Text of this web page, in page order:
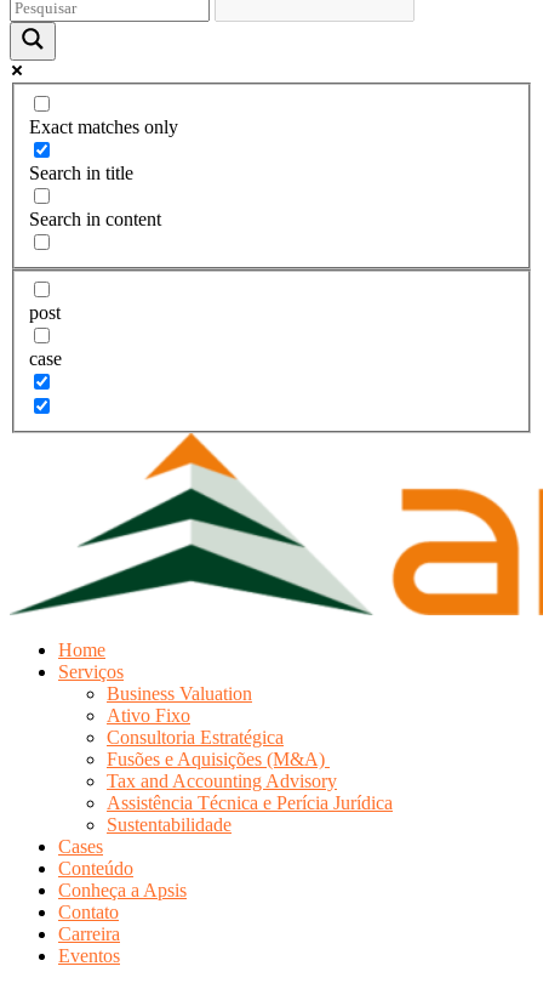
Exact matches only
Search in title
Search in content
post
case
Home
Serviços
Business Valuation
Ativo Fixo
Consultoria Estratégica
Fusões e Aquisições (M&A)
Tax and Accounting Advisory
Assistência Técnica e Perícia Jurídica
Sustentabilidade
Cases
Conteúdo
Conheça a Apsis
Contato
Carreira
Eventos